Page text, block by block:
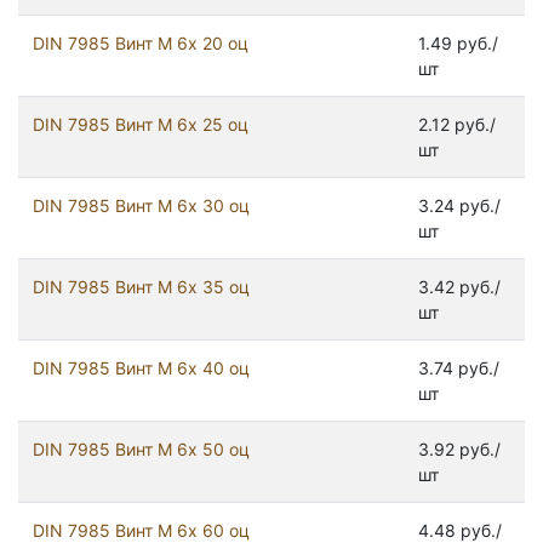
DIN 7985 Винт М 6х 20 оц
1.49 руб./
шт
DIN 7985 Винт М 6х 25 оц
2.12 руб./
шт
DIN 7985 Винт М 6х 30 оц
3.24 руб./
шт
DIN 7985 Винт М 6х 35 оц
3.42 руб./
шт
DIN 7985 Винт М 6х 40 оц
3.74 руб./
шт
DIN 7985 Винт М 6х 50 оц
3.92 руб./
шт
DIN 7985 Винт М 6х 60 оц
4.48 руб./